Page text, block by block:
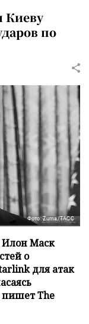
Киеву
по
Фото: Zuma/ТАСС
Маск
о
для атак
пишет The